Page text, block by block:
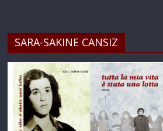
SARA-SAKINE CANSIZ